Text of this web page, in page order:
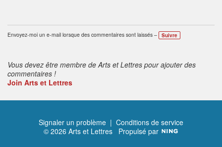
Envoyez-moi un e-mail lorsque des commentaires sont laissés – Suivre
Vous devez être membre de Arts et Lettres pour ajouter des
commentaires !
Join Arts et Lettres
Signaler un problème | Conditions de service
© 2026 Arts et Lettres Propulsé par